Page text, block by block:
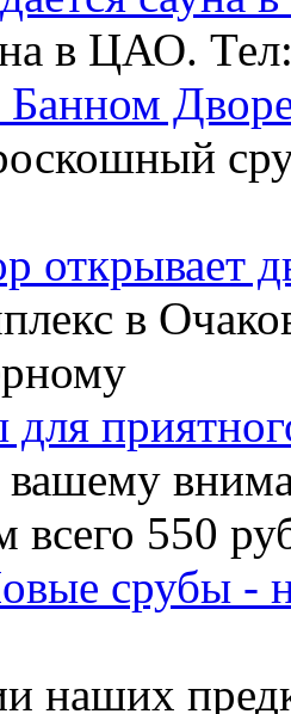
в ЦАО.
открывает
в
вашему
550
срубы -
наших